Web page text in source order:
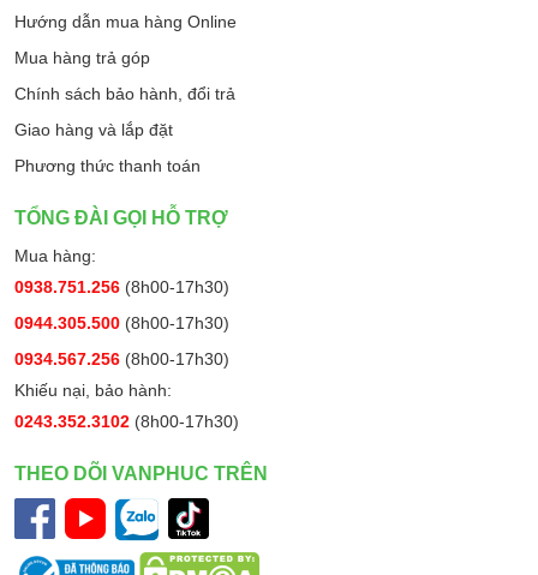
Hướng dẫn mua hàng Online
Mua hàng trả góp
Chính sách bảo hành, đổi trả
Giao hàng và lắp đặt
Phương thức thanh toán
TỔNG ĐÀI GỌI HỖ TRỢ
Mua hàng:
0938.751.256 (8h00-17h30)
0944.305.500 (8h00-17h30)
0934.567.256 (8h00-17h30)
Khiếu nại, bảo hành:
0243.352.3102 (8h00-17h30)
THEO DÕI VANPHUC TRÊN